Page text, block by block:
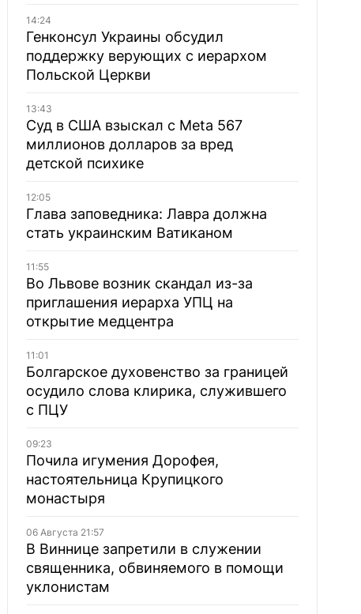
14:24
Генконсул Украины обсудил
поддержку верующих с иерархом
Польской Церкви
13:43
Суд в США взыскал с Meta 567
миллионов долларов за вред
детской психике
12:05
Глава заповедника: Лавра должна
стать украинским Ватиканом
11:55
Во Львове возник скандал из-за
приглашения иерарха УПЦ на
открытие медцентра
11:01
Болгарское духовенство за границей
осудило слова клирика, служившего
с ПЦУ
09:23
Почила игумения Дорофея,
настоятельница Крупицкого
монастыря
06 Августа 21:57
В Виннице запретили в служении
священника, обвиняемого в помощи
уклонистам